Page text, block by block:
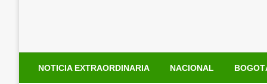
NOTICIA EXTRAORDINARIA NACIONAL